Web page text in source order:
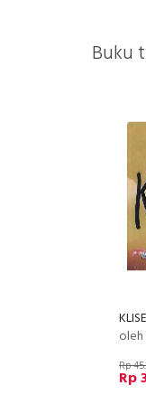
Buku
KLISE
oleh
Rp
Rp